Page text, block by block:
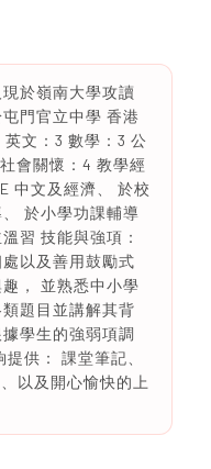
於嶺南大學攻讀
門官立中學 香港
文：3 數學：3 公
會關懷：4 教學經
中文及經濟、 於校
於小學功課輔導
習 技能與強項：
以及善用鼓勵式
， 並熟悉中小學
題目並講解其背
學生的強弱項調
供： 課堂筆記、
以及開心愉快的上